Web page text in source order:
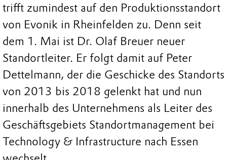
trifft zumindest auf den Produktionsstandort
von Evonik in Rheinfelden zu. Denn seit
dem 1. Mai ist Dr. Olaf Breuer neuer
Standortleiter. Er folgt damit auf Peter
Dettelmann, der die Geschicke des Standorts
von 2013 bis 2018 gelenkt hat und nun
innerhalb des Unternehmens als Leiter des
Geschäftsgebiets Standortmanagement bei
Technology & Infrastructure nach Essen